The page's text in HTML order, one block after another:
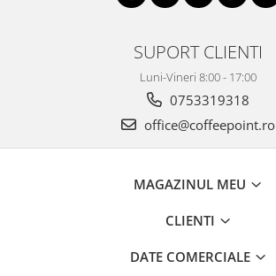
SUPORT CLIENTI
Luni-Vineri 8:00 - 17:00
0753319318
office@coffeepoint.ro
MAGAZINUL MEU
CLIENTI
DATE COMERCIALE